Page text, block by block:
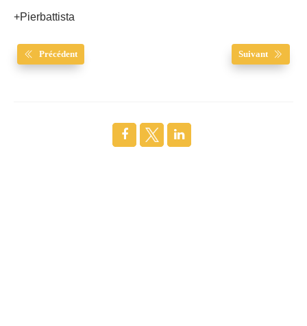
+Pierbattista
Précédent Suivant